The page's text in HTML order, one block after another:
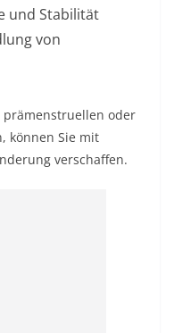
und Stabilität
von
prämenstruellen oder
können Sie mit
verschaffen.